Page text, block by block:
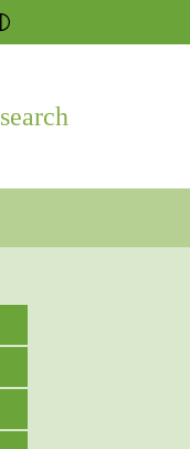
search